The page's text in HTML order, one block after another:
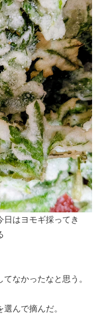
はヨモギ採ってき
なかったなと思う。
んで摘んだ。